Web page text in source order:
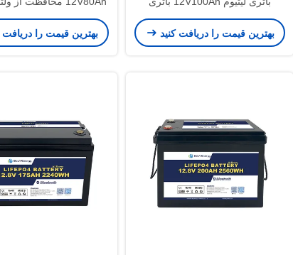
خورشیدی لیتیوم
بهترین قیمت را دریافت کنید
14.6V
بهترین قیمت را دریافت